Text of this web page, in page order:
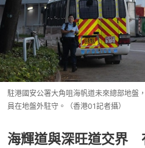
駐港國安公署大角咀海帆道未來總部地盤
員在地盤外駐守。（香港01記者攝）
海輝道與深旺道交界